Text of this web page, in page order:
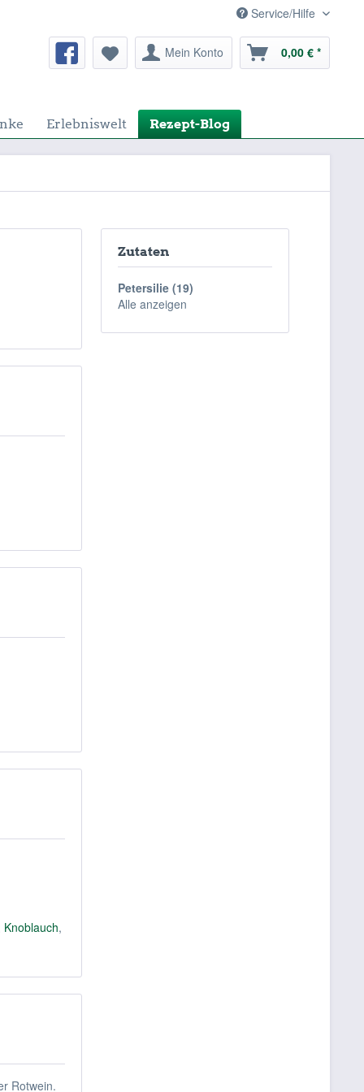
Service/Hilfe
Mein Konto 0,00 € *
Erlebniswelt Rezept-Blog
Zutaten
Petersilie (19)
Alle anzeigen
Knoblauch,
Rotwein.